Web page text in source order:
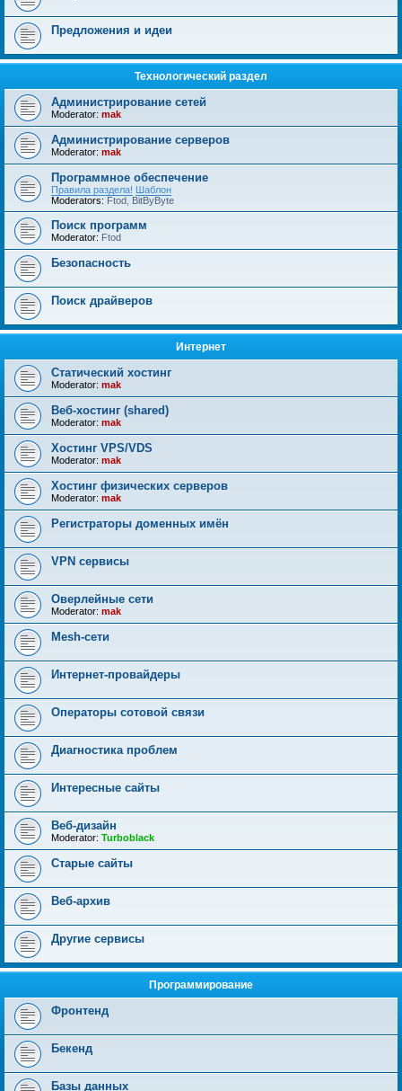
Предложения и идеи
Технологический раздел
Администрирование сетей
Moderator: mak
Администрирование серверов
Moderator: mak
Программное обеспечение
Правила раздела! Шаблон
Moderators: Ftod BitByByte
Поиск программ
Moderator: Ftod
Безопасность
Поиск драйверов
Интернет
Статический хостинг
Moderator: mak
Веб-хостинг (shared)
Moderator: mak
Хостинг VPS/VDS
Moderator: mak
Хостинг физических серверов
Moderator: mak
Регистраторы доменных имён
VPN сервисы
Оверлейные сети
Moderator: mak
Mesh-сети
Интернет-провайдеры
Операторы сотовой связи
Диагностика проблем
Интересные сайты
Веб-дизайн
Moderator: Turboblack
Старые сайты
Веб-архив
Другие сервисы
Программирование
Фронтенд
Бекенд
Базы данных